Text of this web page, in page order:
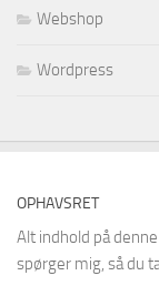
Webshop
Wordpress
OPHAVSRET
Alt indhold på
spørger mig, så du